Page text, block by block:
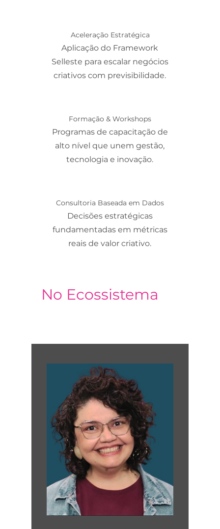
Aceleração Estratégica
Aplicação do Framework
Selleste para escalar negócios
criativos com previsibilidade.
Formação & Workshops
Programas de capacitação de
alto nível que unem gestão,
tecnologia e inovação.
Consultoria Baseada em Dados
Decisões estratégicas
fundamentadas em métricas
reais de valor criativo.
No Ecossistema